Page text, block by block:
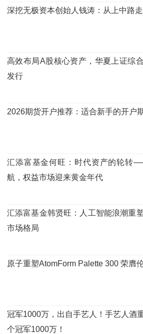
深挖无极资本创始人钱涛：从上中路
高效布局A股核心资产，华夏上证综
发行
2026期货开户推荐：适合新手的开户
汇添富基金何旺：时代资产的轮转
航，权益市场迎来黄金年代
汇添富基金韩贤旺：人工智能浪潮重
市场格局
原子重塑AtomForm Palette 300 荣膺
冠军1000万，出自手艺人！手艺人酒
个冠军1000万！